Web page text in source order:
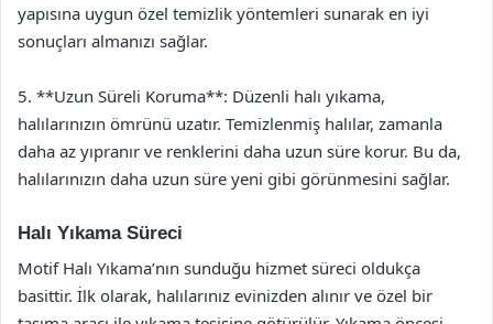
yapısına uygun özel temizlik yöntemleri sunarak en iyi
sonuçları almanızı sağlar.
5. **Uzun Süreli Koruma**: Düzenli halı yıkama,
halılarınızın ömrünü uzatır. Temizlenmiş halılar, zamanla
daha az yıpranır ve renklerini daha uzun süre korur. Bu da,
halılarınızın daha uzun süre yeni gibi görünmesini sağlar.
Halı Yıkama Süreci
Motif Halı Yıkama’nın sunduğu hizmet süreci oldukça
basittir. İlk olarak, halılarınız evinizden alınır ve özel bir